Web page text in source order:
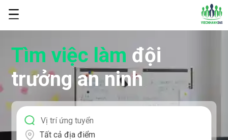
Tìm việc làm đội
trưởng an ninh
Tất cả địa điểm